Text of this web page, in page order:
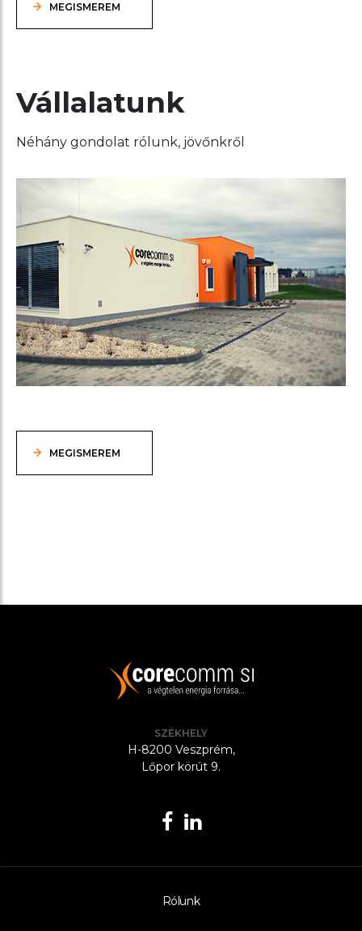
MEGISMEREM
Vállalatunk
Néhány gondolat rólunk, jövőnkről
MEGISMEREM
SZÉKHELY
H-8200 Veszprém,
Lőpor körút 9.
Rólunk